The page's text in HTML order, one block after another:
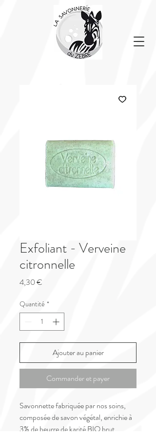
Exfoliant - Verveine
citronnelle
4,30 €
Quantité *
Ajouter au panier
Commander et payer
Savonnette fabriquée par nos soins,
composée de savon végétal, enrichie à
3% de beurre de karité BIO brut,